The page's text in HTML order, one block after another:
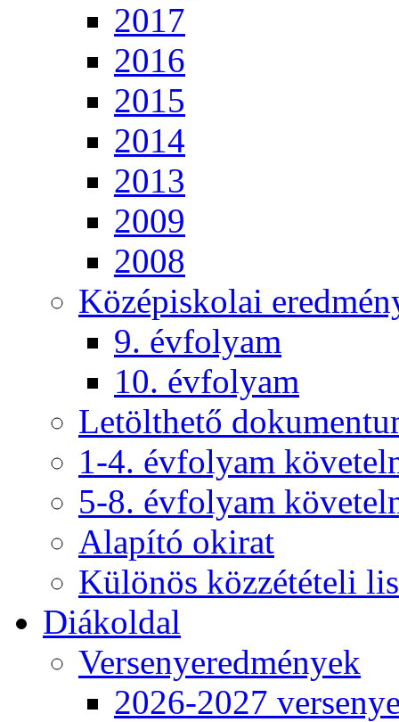
2017
2016
2015
2014
2013
2009
2008
Középiskolai
9. évfolyam
10. évfolyam
Letölthető
1-4. évfolyam
5-8. évfolyam
Alapító okirat
Különös közzétételi
Diákoldal
Versenyeredmények
2026-2027